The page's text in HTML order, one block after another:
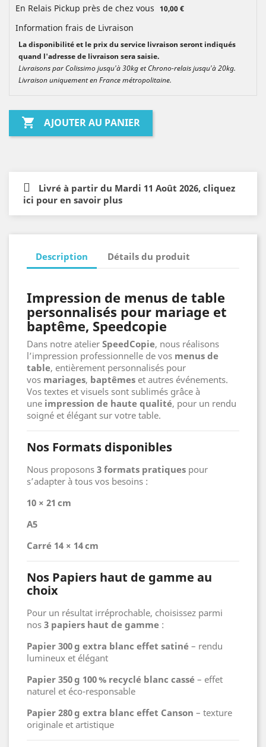
En Relais Pickup près de chez vous 10,00 €
Information frais de Livraison
La disponibilité et le prix du service livraison seront indiqués
quand l'adresse de livraison sera saisie.
Livraisons par Colissimo jusqu'à 30kg et Chrono-relais jusqu'à 20kg.
Livraison uniquement en France métropolitaine.
 AJOUTER AU PANIER
Livré à partir du Mardi 11 Août 2026, cliquez
ici pour en savoir plus
Description Détails du produit
Impression de menus de table
personnalisés pour mariage et
baptême, Speedcopie
Dans notre atelier SpeedCopie, nous réalisons
l’impression professionnelle de vos menus de
table, entièrement personnalisés pour
vos mariages, baptêmes et autres événements.
Vos textes et visuels sont sublimés grâce à
une impression de haute qualité, pour un rendu
soigné et élégant sur votre table.
Nos Formats disponibles
Nous proposons 3 formats pratiques pour
s’adapter à tous vos besoins :
10 × 21 cm
A5
Carré 14 × 14 cm
Nos Papiers haut de gamme au
choix
Pour un résultat irréprochable, choisissez parmi
nos 3 papiers haut de gamme :
Papier 300 g extra blanc effet satiné – rendu
lumineux et élégant
Papier 350 g 100 % recyclé blanc cassé – effet
naturel et éco-responsable
Papier 280 g extra blanc effet Canson – texture
originale et artistique